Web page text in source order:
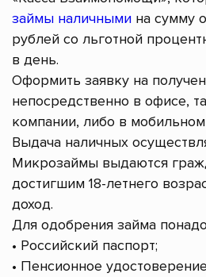
займы наличными на сумму
рублей со льготной
в день.
Оформить заявку на
непосредственно в офисе,
компании, либо в
Выдача наличных
Микрозаймы выдаются
достигшим 18-летнего
доход.
Для одобрения займа
• Российский паспорт;
• Пенсионное